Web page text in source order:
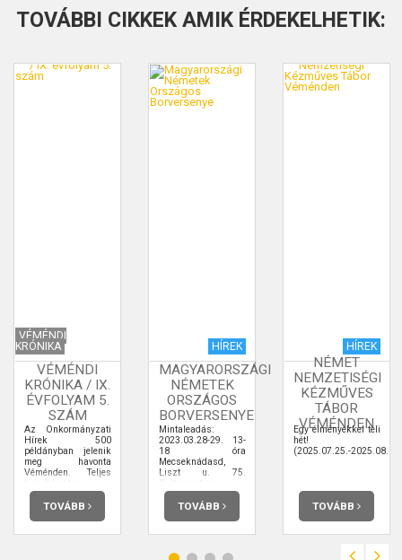
TOVÁBBI CIKKEK AMIK ÉRDEKELHETIK:
VÉMÉNDI
KRÓNIKA
VÉMÉNDI
KRÓNIKA / IX.
ÉVFOLYAM 5.
SZÁM
Az Önkormányzati
Hírek 500
példányban jelenik
meg havonta
Véménden. Teljes
terjedelmében
elolvashatja.
TOVÁBB
HÍREK
MAGYARORSZÁGI
NÉMETEK
ORSZÁGOS
BORVERSENYE
Mintaleadás:
2023.03.28-29. 13-
18 óra
Mecseknádasd,
Liszt u. 75.
Kulturcentrum
TOVÁBB
HÍREK
NÉMET
NEMZETISÉGI
KÉZMŰVES
TÁBOR
VÉMÉNDEN
Egy élményekkel teli
hét!
(2025.07.25.-
TOVÁBB